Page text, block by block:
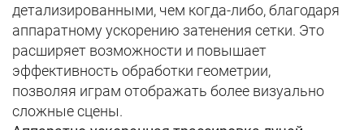
детализированными, чем когда-либо,благодаря
аппаратному ускорению затенения сетки. Это
расширяет возможности и повышает
эффективность обработки геометрии,
позволяя играм отображать более визуально
сложные сцены.